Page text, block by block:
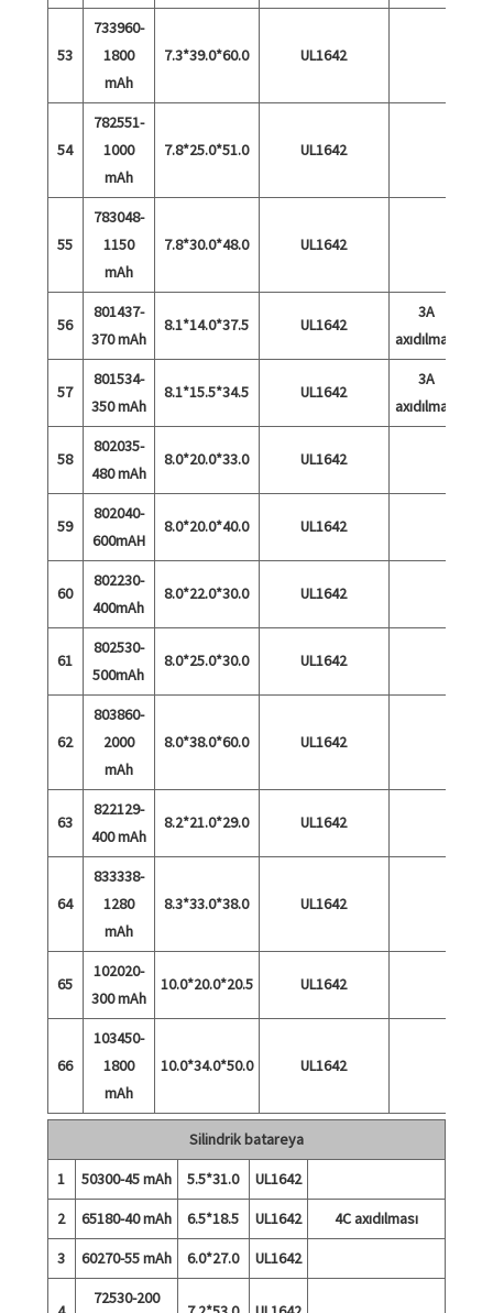
53
733960-
1800
mAh
7.3*39.0*60.0 UL1642
54
782551-
1000
mAh
7.8*25.0*51.0 UL1642
55
783048-
1150
mAh
7.8*30.0*48.0 UL1642
56
801437-
370 mAh
8.1*14.0*37.5 UL1642
3A
axıdılması
57
801534-
350 mAh
8.1*15.5*34.5 UL1642
3A
axıdılması
58
802035-
480 mAh
8.0*20.0*33.0 UL1642
59
802040-
600mAH
8.0*20.0*40.0 UL1642
60
802230-
400mAh
8.0*22.0*30.0 UL1642
61
802530-
500mAh
8.0*25.0*30.0 UL1642
62
803860-
2000
mAh
8.0*38.0*60.0 UL1642
63
822129-
400 mAh
8.2*21.0*29.0 UL1642
64
833338-
1280
mAh
8.3*33.0*38.0 UL1642
65
102020-
300 mAh
10.0*20.0*20.5 UL1642
66
103450-
1800
mAh
10.0*34.0*50.0 UL1642
Silindrik batareya
1
50300-45 mAh 5.5*31.0
UL1642
2
65180-40 mAh 6.5*18.5 UL1642
4C axıdılması
3
60270-55 mAh 6.0*27.0 UL1642
72530-200